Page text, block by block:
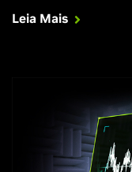
Leia Mais